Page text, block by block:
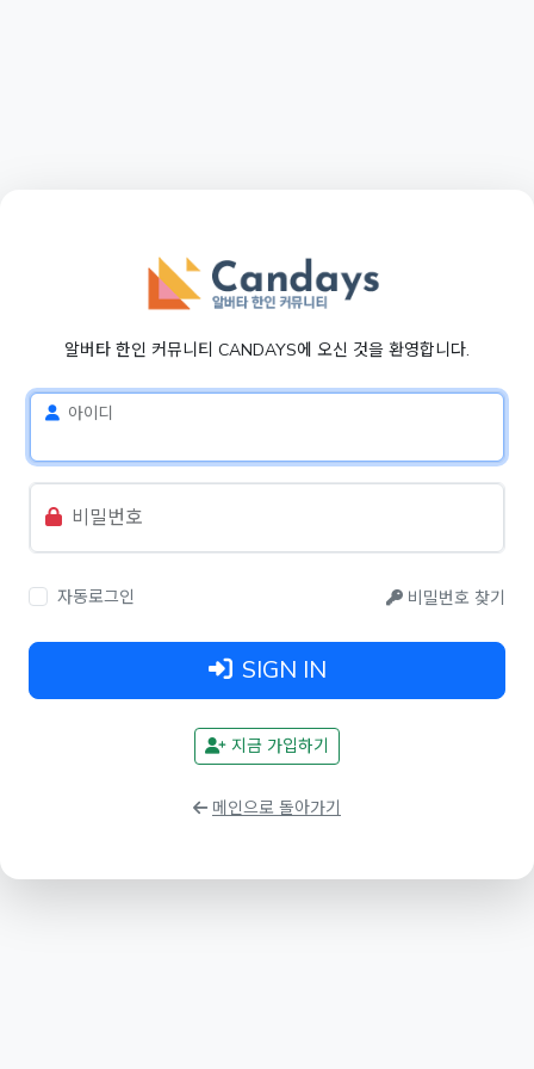
알버타 한인 커뮤니티 CANDAYS에 오신 것을 환영합니다.
아이디
비밀번호
자동로그인 비밀번호 찾기
SIGN IN
지금 가입하기
메인으로 돌아가기